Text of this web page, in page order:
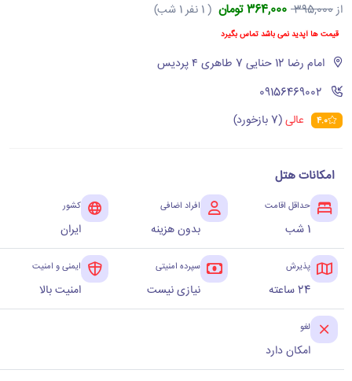
از395,000 364,000 تومان ( 1 نفر 1 شب)
قیمت ها آپدید نمی باشد تماس بگیرد
امام رضا 12 حنایی 7 طاهری ۴ پردیس
‪09156469002‬
4.0 عالی(7 بازخورد)
امکانات هتل
حداقل اقامت
1 شب
افراد اضافی
بدون هزینه
کشور
ایران
پذیرش
24 ساعته
سپرده امنیتی
نیازی نیست
ایمنی و امنیت
امنیت بالا
لغو
امکان دارد